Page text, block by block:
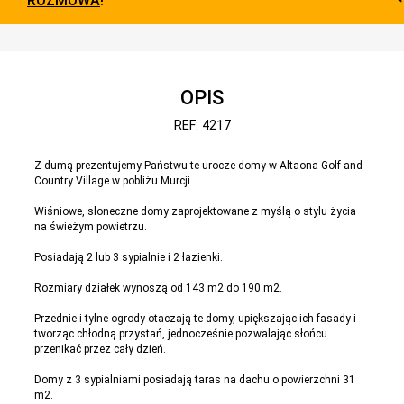
OPIS
REF: 4217
Z dumą prezentujemy Państwu te urocze domy w Altaona Golf and
Country Village w pobliżu Murcji.
Wiśniowe, słoneczne domy zaprojektowane z myślą o stylu życia
na świeżym powietrzu.
Posiadają 2 lub 3 sypialnie i 2 łazienki.
Rozmiary działek wynoszą od 143 m2 do 190 m2.
Przednie i tylne ogrody otaczają te domy, upiększając ich fasady i
tworząc chłodną przystań, jednocześnie pozwalając słońcu
przenikać przez cały dzień.
Domy z 3 sypialniami posiadają taras na dachu o powierzchni 31
m2.